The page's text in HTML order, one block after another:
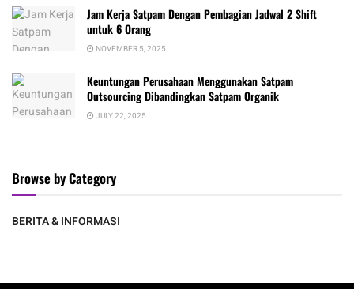
Jam Kerja Satpam Dengan Pembagian Jadwal 2 Shift
untuk 6 Orang
NOVEMBER 5, 2025
Keuntungan Perusahaan Menggunakan Satpam
Outsourcing Dibandingkan Satpam Organik
JULY 22, 2025
Browse by Category
BERITA & INFORMASI